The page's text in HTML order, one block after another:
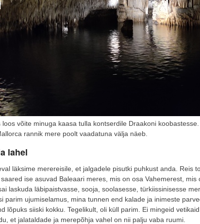
loos võite minuga kaasa tulla kontserdile Draakoni
rannik mere poolt vaadatuna välja näeb.
lahel
läksime merereisile, et jalgadele pisutki puhkust anda. Reis
ise asuvad Baleaari meres, mis on osa Vahemerest, mis
laskuda läbipaistvasse, sooja, soolasesse, türkiissinisesse
parim ujumiselamus, mina tunnen end kalade ja inimeste
lõpuks siiski kokku. Tegelikult, oli küll parim. Ei mingeid
et jalataldade ja merepõhja vahel on nii palju vaba ruumi.